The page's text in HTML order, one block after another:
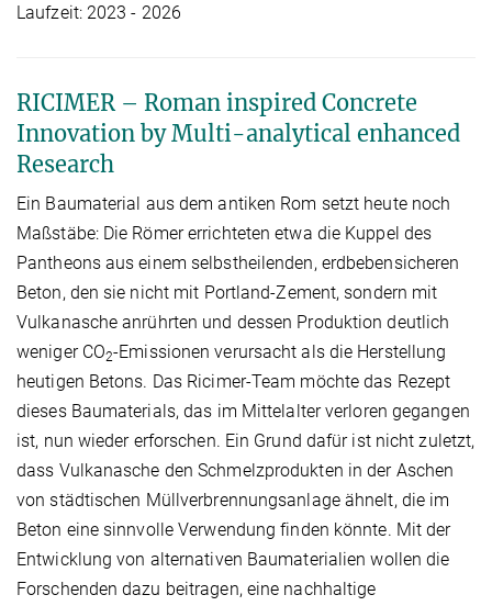
Laufzeit: 2023 - 2026
RICIMER – Roman inspired Concrete
Innovation by Multi-analytical enhanced
Research
Ein Baumaterial aus dem antiken Rom setzt heute noch
Maßstäbe: Die Römer errichteten etwa die Kuppel des
Pantheons aus einem selbstheilenden, erdbebensicheren
Beton, den sie nicht mit Portland-Zement, sondern mit
Vulkanasche anrührten und dessen Produktion deutlich
weniger CO2-Emissionen verursacht als die Herstellung
heutigen Betons. Das Ricimer-Team möchte das Rezept
dieses Baumaterials, das im Mittelalter verloren gegangen
ist, nun wieder erforschen. Ein Grund dafür ist nicht zuletzt,
dass Vulkanasche den Schmelzprodukten in der Aschen
von städtischen Müllverbrennungsanlage ähnelt, die im
Beton eine sinnvolle Verwendung finden könnte. Mit der
Entwicklung von alternativen Baumaterialien wollen die
Forschenden dazu beitragen, eine nachhaltige